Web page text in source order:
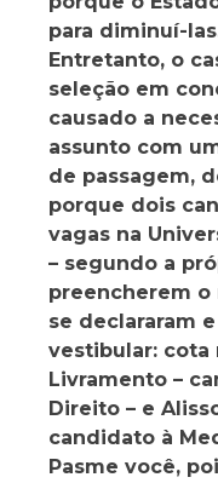
para diminuí-
Entretanto, o
seleção em
causado a
assunto com
de passagem,
porque dois
vagas na
– segundo a
preencherem
se declararam
vestibular: cota
Livramento –
Direito – e
candidato à
Pasme você,